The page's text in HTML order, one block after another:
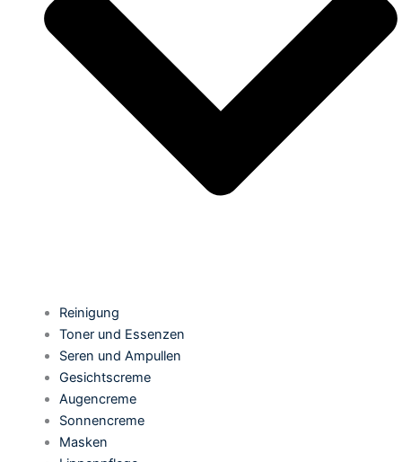
Reinigung
Toner und Essenzen
Seren und Ampullen
Gesichtscreme
Augencreme
Sonnencreme
Masken